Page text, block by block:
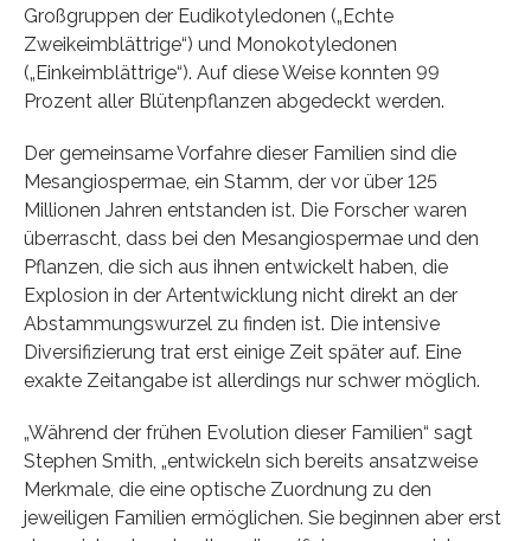
Großgruppen der Eudikotyledonen („Echte
Zweikeimblättrige“) und Monokotyledonen
(„Einkeimblättrige“). Auf diese Weise konnten 99
Prozent aller Blütenpflanzen abgedeckt werden.
Der gemeinsame Vorfahre dieser Familien sind die
Mesangiospermae, ein Stamm, der vor über 125
Millionen Jahren entstanden ist. Die Forscher waren
überrascht, dass bei den Mesangiospermae und den
Pflanzen, die sich aus ihnen entwickelt haben, die
Explosion in der Artentwicklung nicht direkt an der
Abstammungswurzel zu finden ist. Die intensive
Diversifizierung trat erst einige Zeit später auf. Eine
exakte Zeitangabe ist allerdings nur schwer möglich.
„Während der frühen Evolution dieser Familien“ sagt
Stephen Smith, „entwickeln sich bereits ansatzweise
Merkmale, die eine optische Zuordnung zu den
jeweiligen Familien ermöglichen. Sie beginnen aber erst